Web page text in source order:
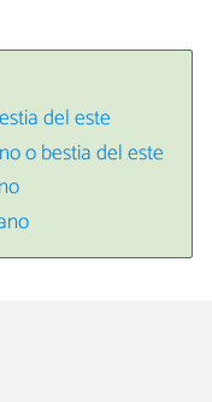
del este
o bestia del este